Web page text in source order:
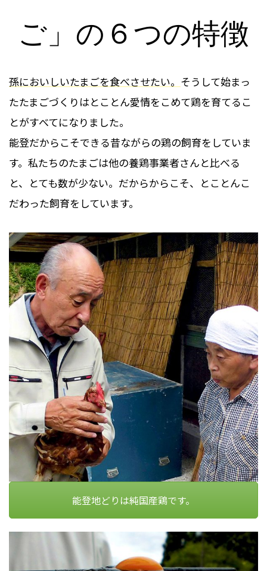
ご」の６つの特徴
孫においしいたまごを食べさせたい。 そうして始まっ
たたまごづくりはとことん愛情をこめて鶏を育てるこ
とがすべてになりました。
能登だからこそできる昔ながらの鶏の飼育をしていま
す。私たちのたまごは他の養鶏事業者さんと比べる
と、とても数が少ない。だからからこそ、とことんこ
だわった飼育をしています。
能登地どりは純国産鶏です。